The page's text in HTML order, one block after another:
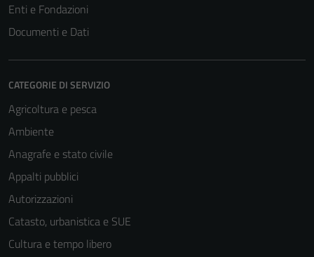
Enti e Fondazioni
Documenti e Dati
CATEGORIE DI SERVIZIO
Agricoltura e pesca
Ambiente
Anagrafe e stato civile
Appalti pubblici
Autorizzazioni
Catasto, urbanistica e SUE
Cultura e tempo libero